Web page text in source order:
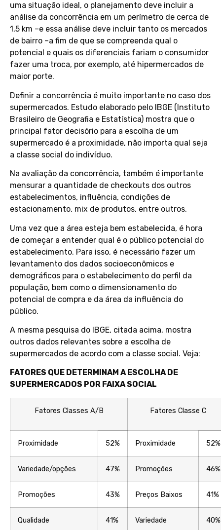
uma situação ideal, o planejamento deve incluir a
análise da concorrência em um perímetro de cerca de
1,5 km –e essa análise deve incluir tanto os mercados
de bairro –a fim de que se compreenda qual o
potencial e quais os diferenciais fariam o consumidor
fazer uma troca, por exemplo, até hipermercados de
maior porte.
Definir a concorrência é muito importante no caso dos
supermercados. Estudo elaborado pelo IBGE (Instituto
Brasileiro de Geografia e Estatística) mostra que o
principal fator decisório para a escolha de um
supermercado é a proximidade, não importa qual seja
a classe social do indivíduo.
Na avaliação da concorrência, também é importante
mensurar a quantidade de checkouts dos outros
estabelecimentos, influência, condições de
estacionamento, mix de produtos, entre outros.
Uma vez que a área esteja bem estabelecida, é hora
de começar a entender qual é o público potencial do
estabelecimento. Para isso, é necessário fazer um
levantamento dos dados socioeconômicos e
demográficos para o estabelecimento do perfil da
população, bem como o dimensionamento do
potencial de compra e da área da influência do
público.
A mesma pesquisa do IBGE, citada acima, mostra
outros dados relevantes sobre a escolha de
supermercados de acordo com a classe social. Veja:
FATORES QUE DETERMINAM A ESCOLHA DE
SUPERMERCADOS POR FAIXA SOCIAL
Fatores Classes A/B Fatores Classe C
Proximidade 52% Proximidade 52%
Variedade/opções 47% Promoções 46%
Promoções 43% Preços Baixos 41%
Qualidade 41% Variedade 40%